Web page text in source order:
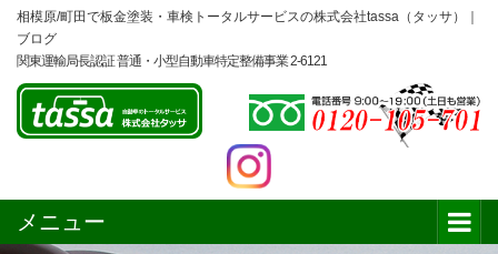
相模原/町田で板金塗装・車検トータルサービスの株式会社tassa（タッサ）｜
ブログ
関東運輸局長認証 普通・小型自動車特定整備事業 2-6121
メニュー